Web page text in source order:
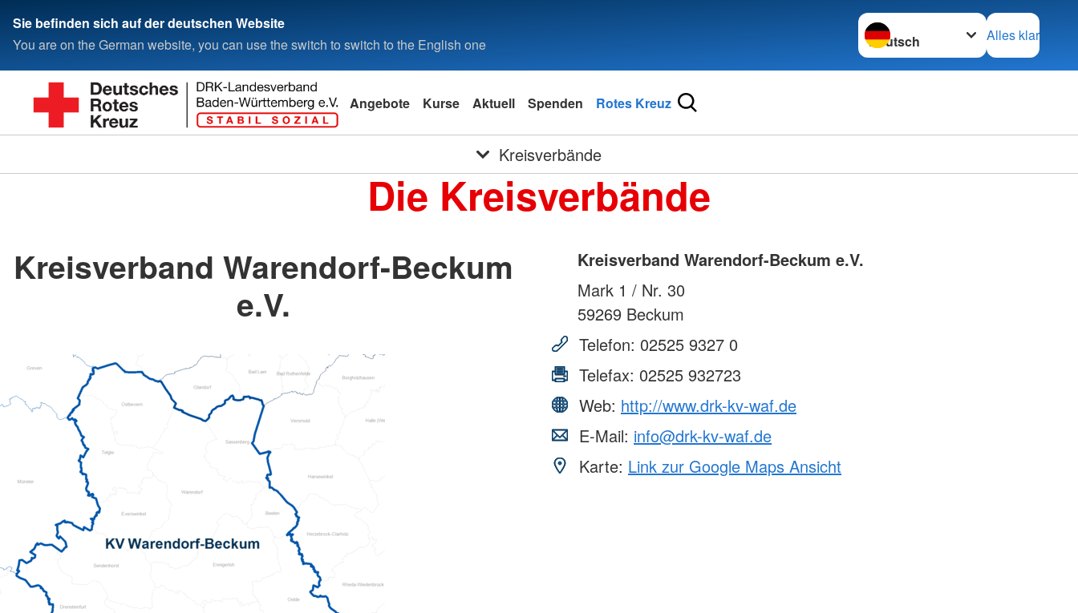
Sie befinden sich auf der deutschen Website
You are on the German website, you can use the switch to switch to the English one
Sprache wechseln zu
Alles klar
Angebote Kurse Aktuell Spenden Rotes Kreuz
Kreisverbände
Die Kreisverbände
Kreisverband Warendorf-Beckum
e.V.
Kreisverband Warendorf-Beckum e.V.
Mark 1 / Nr. 30
59269 Beckum
Telefon: 02525 9327 0
Telefax: 02525 932723
Web: http://www.drk-kv-waf.de
E-Mail: info@drk-kv-waf.de
Karte: Link zur Google Maps Ansicht